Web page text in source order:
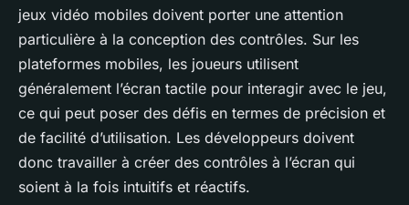
jeux vidéo mobiles doivent porter une attention
particulière à la conception des contrôles. Sur les
plateformes mobiles, les joueurs utilisent
généralement l’écran tactile pour interagir avec le jeu,
ce qui peut poser des défis en termes de précision et
de facilité d’utilisation. Les développeurs doivent
donc travailler à créer des contrôles à l’écran qui
soient à la fois intuitifs et réactifs.